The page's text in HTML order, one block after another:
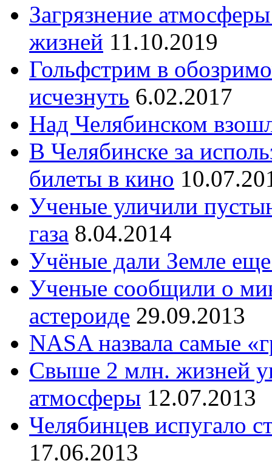
Загрязнение
жизней 11.10.2019
Гольфстрим в
исчезнуть 6.02.2017
Над Челябинском
В Челябинске за
билеты в кино
Ученые уличили
газа 8.04.2014
Учёные дали Земле
Ученые сообщили о
астероиде 29.09.2013
NASA назвала самые
Свыше 2 млн. жизней
атмосферы 12.07.2013
Челябинцев испугало
17.06.2013